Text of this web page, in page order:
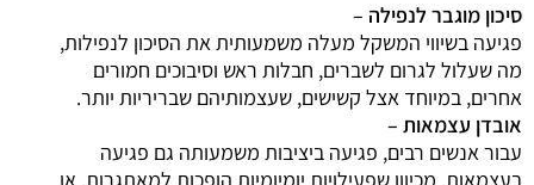
סיכון מוגבר לנפילה –
פגיעה בשיווי המשקל מעלה משמעותית את הסיכון לנפילות,
מה שעלול לגרום לשברים, חבלות ראש וסיבוכים חמורים
אחרים, במיוחד אצל קשישים, שעצמותיהם שבריריות יותר.
אובדן עצמאות –
עבור אנשים רבים, פגיעה ביציבות משמעותה גם פגיעה